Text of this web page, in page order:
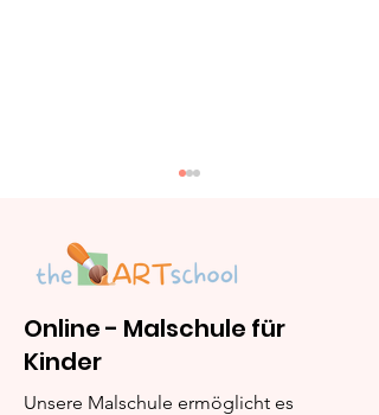
„Lina rettet Buntalot
vor dem Erfrieren“
Online - Malschule für
Kinder
Unsere Malschule ermöglicht es